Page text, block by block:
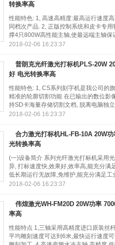
转换率高
性能特色: 1, 高速高精度:最高运行速度
同档次产品. 2, 正版控制系统和皮卡专
撑4只800W高性能主轴,使最远端主轴保
2018-02-06 16:23:37
普朗克光纤激光打标机PLS-20W
好 电光转换率高
性能特色: 1, CS系列刻字机是我公司的
精准的轮廓切割功能 在已输出的数位影
持SD卡海量存储切割文档, 脱离电脑独
2018-02-06 16:23:37
合力激光打标机HL-FB-10A 20W
光转换率高
(一)设备简介 系列光纤激光打标机采用
异, 打标速度快,效果好,效率高,能充分满
低长期运行无故障,免维护,能充分满足工
2018-02-06 16:23:37
伟煌激光WH-FM20D 20W功率
率高
性能特点 1,三轴采用高精度进口原装丝
平均雕刻速度可达到6米,最快运行速度